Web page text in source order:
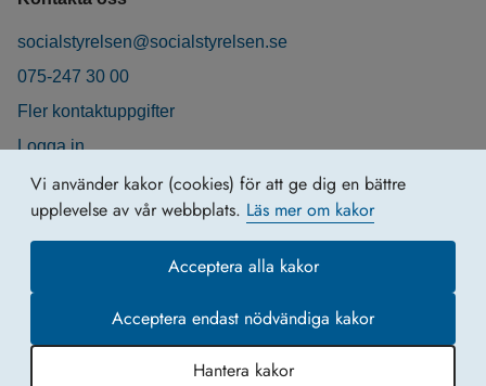
Vi använder kakor (cookies) för att ge dig en bättre
upplevelse av vår webbplats. Läs mer om kakor
Acceptera alla kakor
Acceptera endast nödvändiga kakor
Hantera kakor
socialstyrelsen@socialstyrelsen.se
075-247 30 00
Fler kontaktuppgifter
Logga in
Behandling av personuppgifter